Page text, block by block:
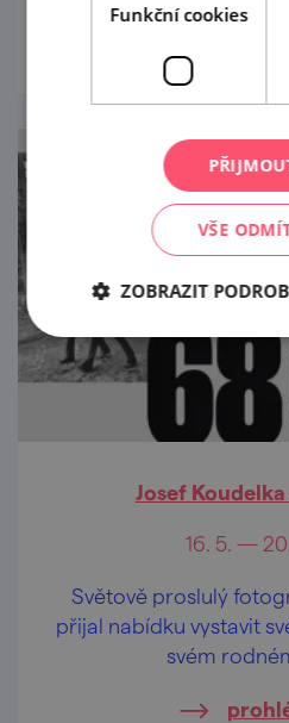
Josef
16. 5. —
Světově proslulý
přijal nabídku vystavit
svém
Funkční cookies
VŠE
ZOBRAZIT